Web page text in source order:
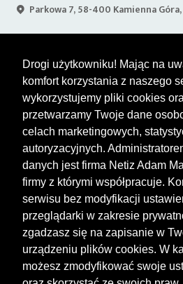
Drogi użytkowniku! Mając na
komfort korzystania z naszego
wykorzystujemy pliki cookies
przetwarzamy Twoje dane
celach marketingowych,
autoryzacyjnych.
danych jest firma Netiz Adam
firmy z którymi współpracuje.
serwisu bez modyfikacji
przeglądarki w zakresie
zgadzasz się na zapisanie w
urządzeniu plików cookies. W
możesz zmodyfikować swoje
Parkowa 7, 58-400 Kamienna
Warto zobaczyć Serwisy
Bary Zakwaterowanie Tory Zloty
Targi Giełdy Szkolenia
FOLLOW US
© 2026 by MotoWhizzer.com